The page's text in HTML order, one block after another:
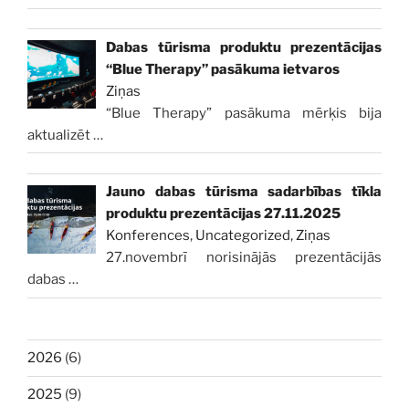
Dabas tūrisma produktu prezentācijas
“Blue Therapy” pasākuma ietvaros
Ziņas
“Blue Therapy” pasākuma mērķis bija
aktualizēt…
Jauno dabas tūrisma sadarbības tīkla
produktu prezentācijas 27.11.2025
Konferences, Uncategorized,Ziņas
27.novembrī norisinājās prezentācijās
dabas …
2026 (6)
2025 (9)